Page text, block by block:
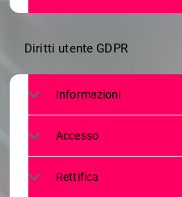
Diritti utente GDPR
Informazioni
Accesso
Rettifica